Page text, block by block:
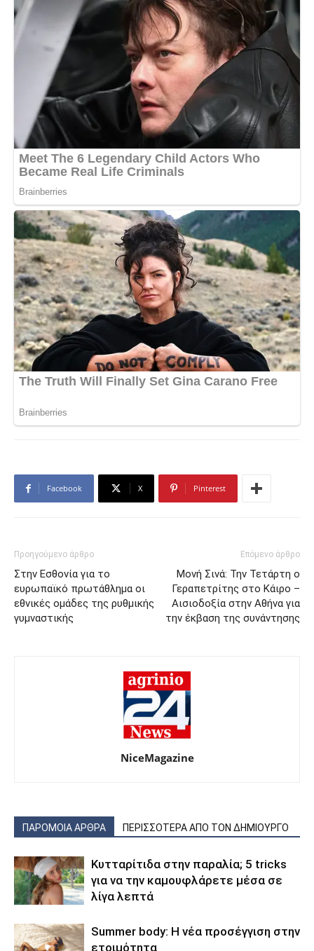
Facebook X Pinterest
Προηγούμενο άρθρο
Στην Εσθονία για το
ευρωπαϊκό πρωτάθλημα οι
εθνικές ομάδες της ρυθμικής
γυμναστικής
Επόμενο άρθρο
Μονή Σινά: Την Τετάρτη ο
Γεραπετρίτης στο Κάιρο –
Αισιοδοξία στην Αθήνα για
την έκβαση της συνάντησης
NiceMagazine
ΠΑΡΟΜΟΙΑ ΑΡΘΡΑ ΠΕΡΙΣΣΟΤΕΡΑ ΑΠΟ ΤΟΝ ΔΗΜΙΟΥΡΓΟ
Κυτταρίτιδα στην παραλία; 5 tricks
για να την καμουφλάρετε μέσα σε
λίγα λεπτά
Summer body: Η νέα προσέγγιση στην
ετοιμότητα